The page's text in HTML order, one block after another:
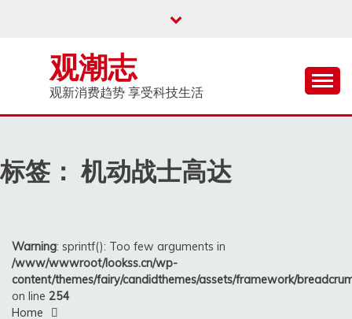
观潮志
观新消费趋势 享受科技生活
标签： 机动战士高达
Warning: sprintf(): Too few arguments in
/www/wwwroot/lookss.cn/wp-
content/themes/fairy/candidthemes/assets/framework/
on line 254
Home